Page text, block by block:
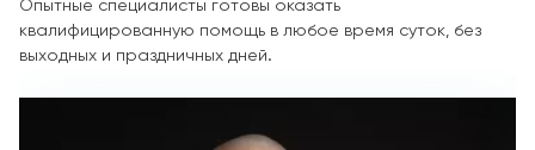
Опытные специалисты готовы оказать
квалифицированную помощь в любое время суток, без
выходных и праздничных дней.